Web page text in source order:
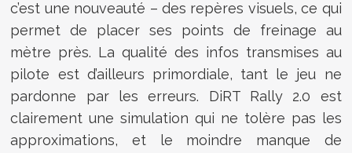
c’est une nouveauté – des repères visuels, ce qui
permet de placer ses points de freinage au
mètre près. La qualité des infos transmises au
pilote est d’ailleurs primordiale, tant le jeu ne
pardonne par les erreurs. DiRT Rally 2.0 est
clairement une simulation qui ne tolère pas les
approximations, et le moindre manque de